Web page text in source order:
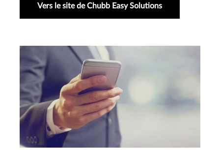
Vers le site de Chubb Easy Solutions